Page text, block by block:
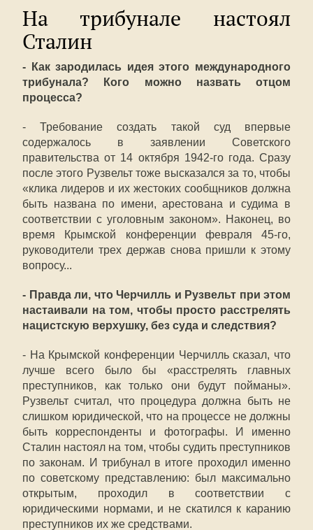
На трибунале настоял
Сталин
- Как зародилась идея этого международного
трибунала? Кого можно назвать отцом
процесса?
- Требование создать такой суд впервые
содержалось в заявлении Советского
правительства от 14 октября 1942-го года. Сразу
после этого Рузвельт тоже высказался за то, чтобы
«клика лидеров и их жестоких сообщников должна
быть названа по имени, арестована и судима в
соответствии с уголовным законом». Наконец, во
время Крымской конференции февраля 45-го,
руководители трех держав снова пришли к этому
вопросу...
- Правда ли, что Черчилль и Рузвельт при этом
настаивали на том, чтобы просто расстрелять
нацистскую верхушку, без суда и следствия?
- На Крымской конференции Черчилль сказал, что
лучше всего было бы «расстрелять главных
преступников, как только они будут пойманы».
Рузвельт считал, что процедура должна быть не
слишком юридической, что на процессе не должны
быть корреспонденты и фотографы. И именно
Сталин настоял на том, чтобы судить преступников
по законам. И трибунал в итоге проходил именно
по советскому представлению: был максимально
открытым, проходил в соответствии с
юридическими нормами, и не скатился к каранию
преступников их же средствами.